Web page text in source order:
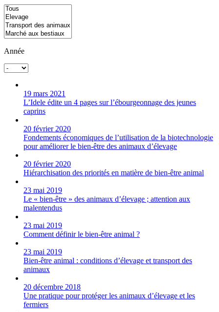
Année
19 mars 2021
L’Idele édite un 4 pages sur l’ébourgeonnage des jeunes
caprins
20 février 2020
Fondements économiques de l’utilisation de la biotechnologie
pour améliorer le bien-être des animaux d’élevage
20 février 2020
Hiérarchisation des priorités en matière de bien-être animal
23 mai 2019
Le « bien-être » des animaux d’élevage ; attention aux
malentendus
23 mai 2019
Comment définir le bien-être animal ?
23 mai 2019
Bien-être animal : conditions d’élevage et transport des
animaux
20 décembre 2018
Une pratique pour protéger les animaux d’élevage et les
fermiers